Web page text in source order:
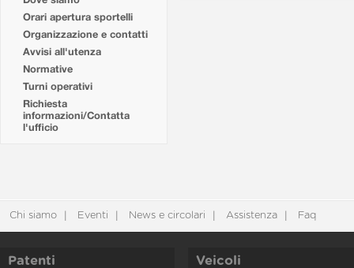
Orari apertura sportelli
Organizzazione e contatti
Avvisi all'utenza
Normative
Turni operativi
Richiesta
informazioni/Contatta
l'ufficio
Chi siamo Eventi News e circolari Assistenza Faq
Patenti Veicoli